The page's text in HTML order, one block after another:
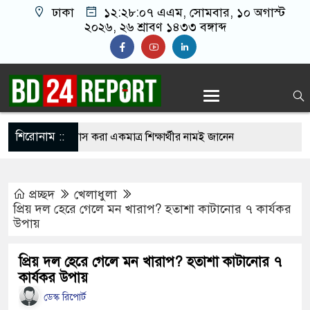
ঢাকা ১২:২৮:০৮ এএম, সোমবার, ১০ অগাস্ট
২০২৬, ২৬ শ্রাবণ ১৪৩৩ বঙ্গাব্দ
শিরোনাম ::
পরীক্ষার্থী, পাস করা একমাত্র শিক্ষার্থীর নামই জানেন
ফ্যাসিবাদী সরকার, এখন পুনর্গঠনের পালা:
১৬ বাংলাদেশি নি’হ’ত, চুল কাটতে গিয়ে বেঁচে
প্রচ্ছদ
খেলাধুলা
প্রিয় দল হেরে গেলে মন খারাপ? হতাশা কাটানোর ৭ কার্যকর
উপায়
প্রিয় দল হেরে গেলে মন খারাপ? হতাশা কাটানোর ৭
কার্যকর উপায়
ডেস্ক রিপোর্ট